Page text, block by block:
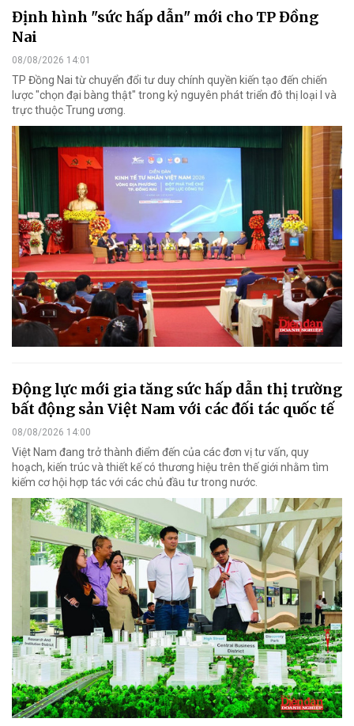
Định hình "sức hấp dẫn" mới cho TP Đồng
Nai
08/08/2026 14:01
TP Đồng Nai từ chuyển đổi tư duy chính quyền kiến tạo đến chiến
lược "chọn đại bàng thật" trong kỷ nguyên phát triển đô thị loại I và
trực thuộc Trung ương.
Động lực mới gia tăng sức hấp dẫn thị trường
bất động sản Việt Nam với các đối tác quốc tế
08/08/2026 14:00
Việt Nam đang trở thành điểm đến của các đơn vị tư vấn, quy
hoạch, kiến trúc và thiết kế có thương hiệu trên thế giới nhằm tìm
kiếm cơ hội hợp tác với các chủ đầu tư trong nước.